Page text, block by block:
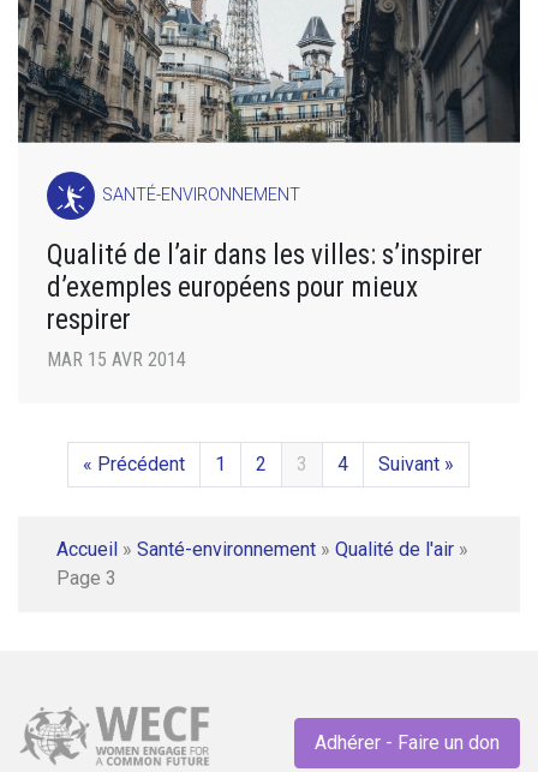
SANTÉ-ENVIRONNEMENT
Qualité de l’air dans les villes: s’inspirer
d’exemples européens pour mieux
respirer
MAR 15 AVR 2014
« Précédent 1 2 3 4 Suivant »
Accueil » Santé-environnement » Qualité de l'air »
Page 3
Adhérer - Faire un don